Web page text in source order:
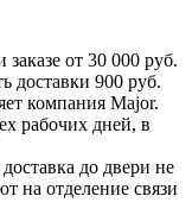
от 30 000 руб.
доставки 900 руб.
компания Major.
рабочих дней, в
до двери не
на отделение связи